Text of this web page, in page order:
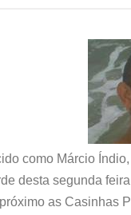
como Márcio
desta segunda
as Casinhas